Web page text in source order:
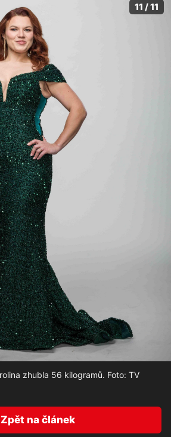
11 / 11
zhubla 56 kilogramů. Foto: TV
Zpět na článek